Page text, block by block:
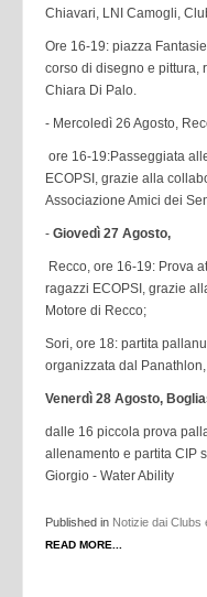
Chiavari, LNI Camogli,
Ore 16-19: piazza
corso di disegno e pittura,
Chiara Di Palo.
- Mercoledì 26 Agosto,
ore 16-19:Passeggiata
ECOPSI, grazie alla
Associazione Amici dei
- Giovedì 27 Agosto,
Recco, ore 16-19: Prova
ragazzi ECOPSI, grazie
Motore di Recco;
Sori, ore 18: partita
organizzata dal
Venerdì 28 Agosto,
dalle 16 piccola prova
allenamento e partita CIP
Giorgio - Water Ability
Published in Notizie dai Clubs
READ MORE...